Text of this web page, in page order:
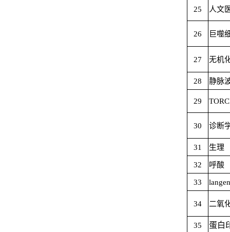
25 人文
26 巨噬
27 无机
28 静脉
29
30 诊断
31 生理
32 呼酸
33
34 二氧
35
蛋白